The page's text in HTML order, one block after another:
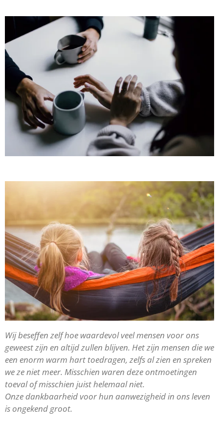
Wij beseffen zelf hoe waardevol veel mensen voor ons
geweest zijn en altijd zullen blijven. Het zijn mensen die we
een enorm warm hart toedragen, zelfs al zien en spreken
we ze niet meer. Misschien waren deze ontmoetingen
toeval of misschien juist helemaal niet.
Onze dankbaarheid voor hun aanwezigheid in ons leven
is ongekend groot.